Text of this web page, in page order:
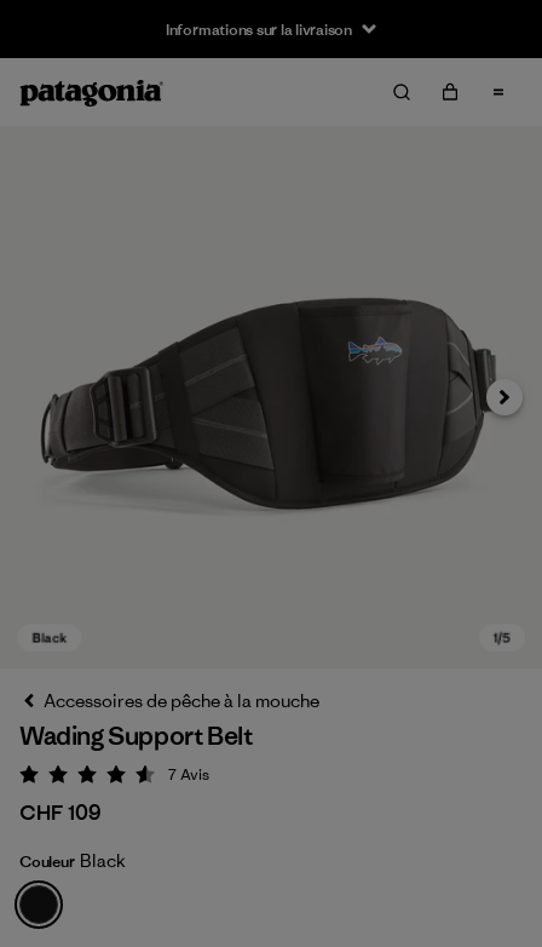
Informations sur la livraison
Black
Accessoires de pêche à la mouche
Wading Support Belt
Évaluation: 4.6 / 5
7Avis
CHF 109
Couleur Black